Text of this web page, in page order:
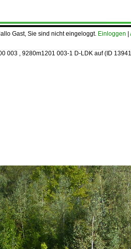
Gast, Sie sind nicht eingeloggt. Einloggen
003 , 9280m1201 003-1 D-LDK auf(ID